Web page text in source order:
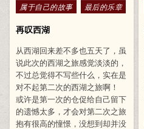
Posted in
属于自己的故事 最后的乐章
再叹西湖
从西湖回来差不多也五天了，虽
说此次的西湖之旅感觉淡淡的，
不过总觉得不写些什么，实在是
对不起第二次的西湖之旅啊！
或许是第一次的仓促给自己留下
的遗憾太多，才会对第二次之旅
抱有很高的憧憬，没想到却并没